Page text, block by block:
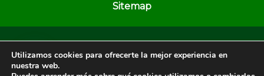
Sitemap
Utilizamos cookies para ofrecerte la mejor experiencia en
nuestra web.